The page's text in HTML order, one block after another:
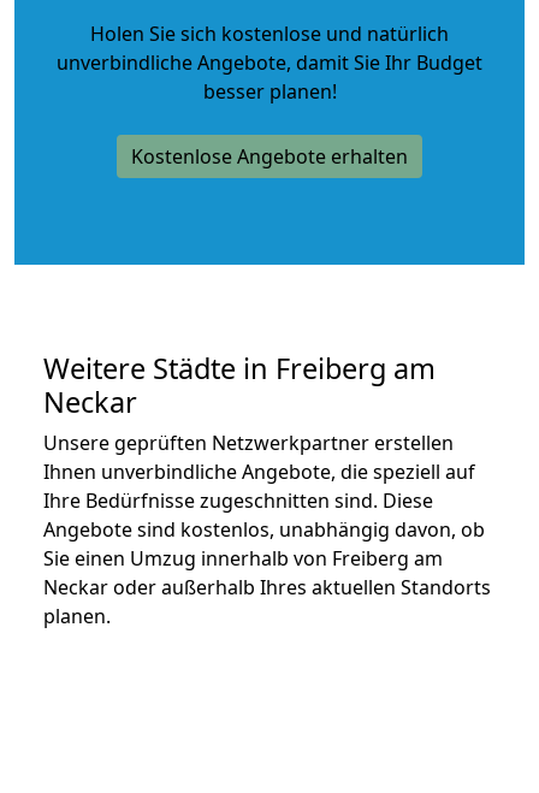
Holen Sie sich kostenlose und natürlich
unverbindliche Angebote, damit Sie Ihr Budget
besser planen!
Kostenlose Angebote erhalten
Weitere Städte in Freiberg am
Neckar
Unsere geprüften Netzwerkpartner erstellen
Ihnen unverbindliche Angebote, die speziell auf
Ihre Bedürfnisse zugeschnitten sind. Diese
Angebote sind kostenlos, unabhängig davon, ob
Sie einen Umzug innerhalb von Freiberg am
Neckar oder außerhalb Ihres aktuellen Standorts
planen.